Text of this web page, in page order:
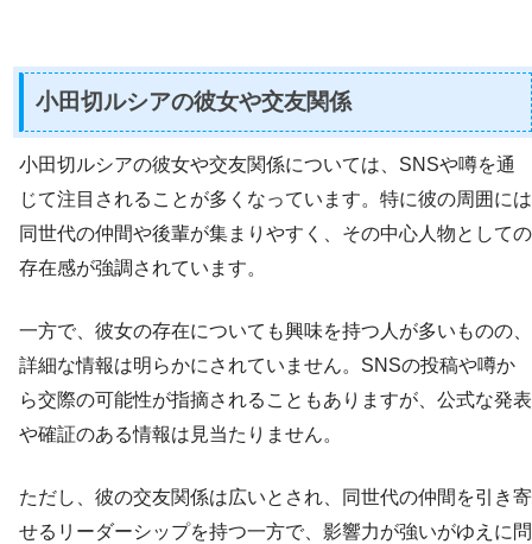
小田切ルシアの彼女や交友関係
小田切ルシアの彼女や交友関係については、SNSや噂を通
じて注目されることが多くなっています。特に彼の周囲には
同世代の仲間や後輩が集まりやすく、その中心人物としての
存在感が強調されています。
一方で、彼女の存在についても興味を持つ人が多いものの、
詳細な情報は明らかにされていません。SNSの投稿や噂か
ら交際の可能性が指摘されることもありますが、公式な発表
や確証のある情報は見当たりません。
ただし、彼の交友関係は広いとされ、同世代の仲間を引き寄
せるリーダーシップを持つ一方で、影響力が強いがゆえに問